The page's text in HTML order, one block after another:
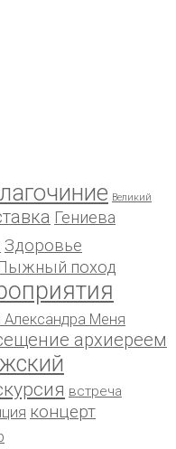
Великий
Гениева
Здоровье
поход
Александра Меня
архиереем
встреча
концерт